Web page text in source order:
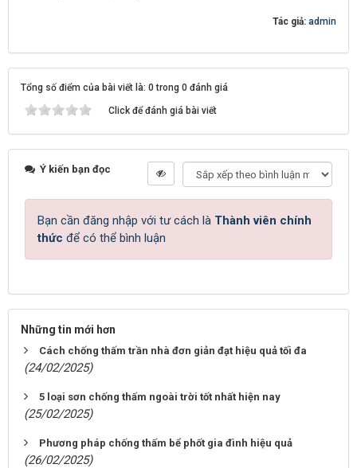
Tác giả: admin
Tổng số điểm của bài viết là: 0 trong 0 đánh giá
Click để đánh giá bài viết
Ý kiến bạn đọc
Bạn cần đăng nhập với tư cách là Thành viên chính
thức để có thể bình luận
Những tin mới hơn
Cách chống thấm trần nhà đơn giản đạt hiệu quả tối đa
(24/02/2025)
5 loại sơn chống thấm ngoài trời tốt nhất hiện nay
(25/02/2025)
Phương pháp chống thấm bể phốt gia đình hiệu quả
(26/02/2025)